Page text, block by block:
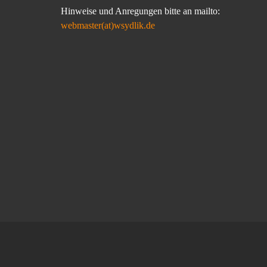
Hinweise und Anregungen bitte an mailto:
webmaster(at)wsydlik.de